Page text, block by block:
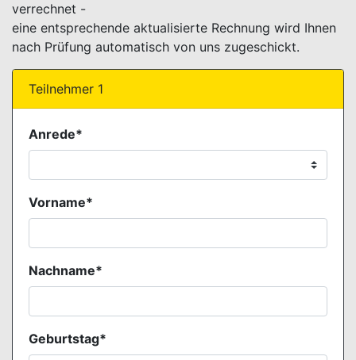
verrechnet -
eine entsprechende aktualisierte Rechnung wird Ihnen
nach Prüfung automatisch von uns zugeschickt.
Teilnehmer 1
Anrede*
Vorname*
Nachname*
Geburtstag*